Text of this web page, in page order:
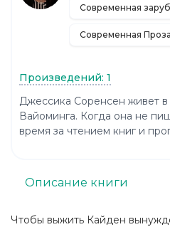
Чтобы выжить Кайден
Описание книги
Современная Проза
Произведений: 1
Джессика Соренсен живет в
Вайоминга. Когда она не
время за чтением книг и